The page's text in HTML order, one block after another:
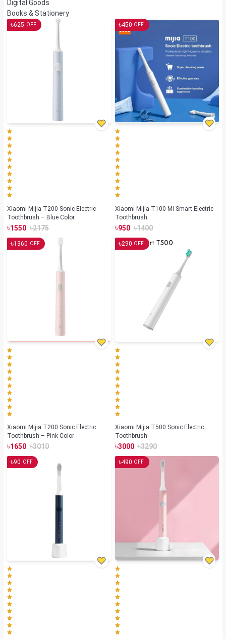
Digital Goods
Books & Stationery
৳625 OFF
Xiaomi Mijia T200 Sonic Electric
Toothbrush – Blue Color
৳1550 ৳2175
৳450 OFF
Xiaomi Mijia T100 Mi Smart Electric
Toothbrush
৳950 ৳1400
৳1360 OFF
Xiaomi Mijia T200 Sonic Electric
Toothbrush – Pink Color
৳1650 ৳3010
৳290 OFF
Xiaomi Mijia T500 Sonic Electric
Toothbrush
৳3000 ৳3290
৳90 OFF ৳490 OFF